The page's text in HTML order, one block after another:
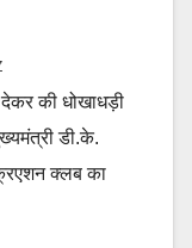
की धोखाधड़ी
डी.के.
क्लब का